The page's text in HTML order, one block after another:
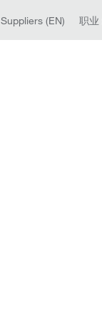
Suppliers (EN) 职业